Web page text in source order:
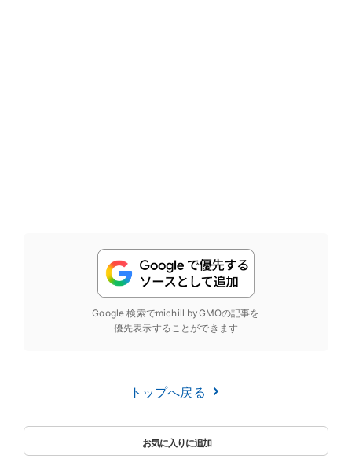
Google 検索でmichill byGMOの記事を
優先表示することができます
トップへ戻る